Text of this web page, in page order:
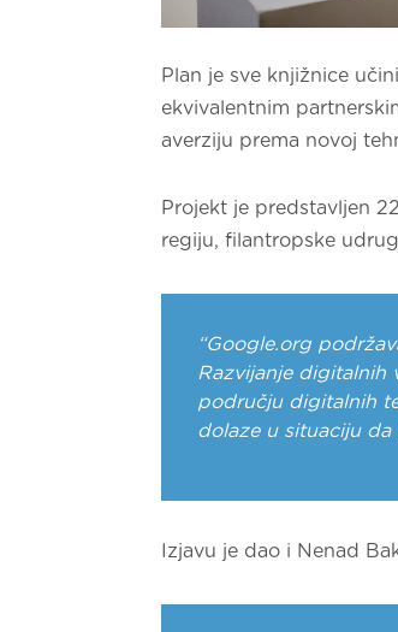
Plan je sve knjižnice
ekvivalentnim
averziju prema novoj
Projekt je predstavljen
regiju, filantropske
“Google.org
Razvijanje digitalnih
području digitalnih
dolaze u situaciju
Izjavu je dao i Nenad